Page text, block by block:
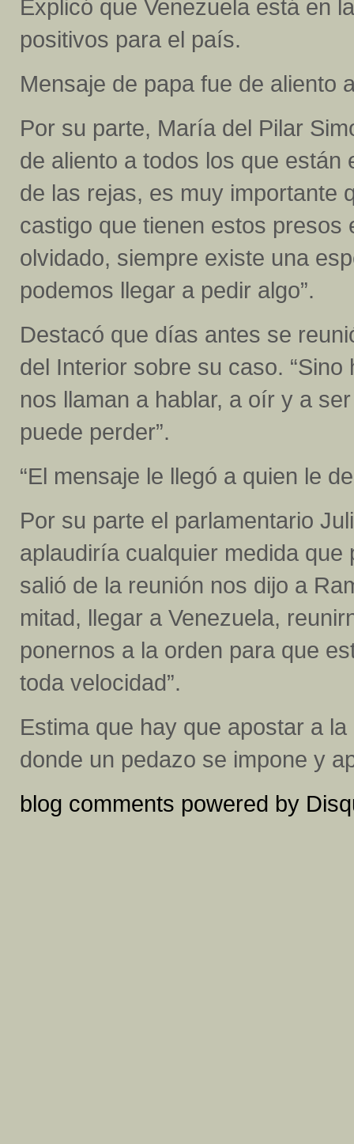
Explicó que Venezuela está en
positivos para el país.
Mensaje de papa fue de aliento
Por su parte, María del Pilar
de aliento a todos los que
de las rejas, es muy importante
castigo que tienen estos
olvidado, siempre existe una
podemos llegar a pedir algo”.
Destacó que días antes se
del Interior sobre su caso.
nos llaman a hablar, a oír y a
puede perder”.
“El mensaje le llegó a quien le
Por su parte el parlamentario
aplaudiría cualquier medida
salió de la reunión nos dijo a
mitad, llegar a Venezuela,
ponernos a la orden para que
toda velocidad”.
Estima que hay que apostar a
donde un pedazo se impone y
blog comments powered by